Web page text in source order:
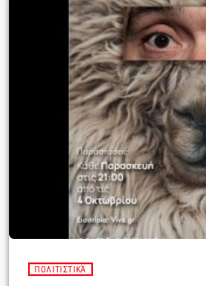
ΠΟΛΙΤΙΣΤΙΚΆ